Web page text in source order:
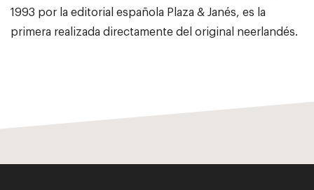
1993 por la editorial española Plaza & Janés, es la
primera realizada directamente del original neerlandés.